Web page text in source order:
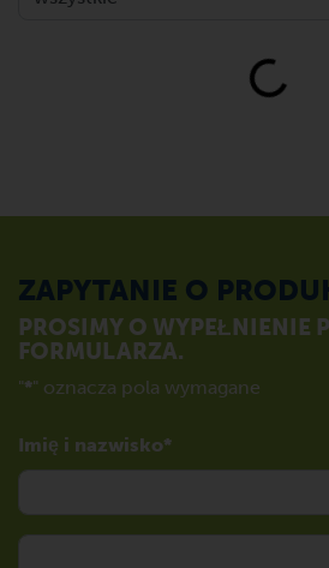
Loading...
ZAPYTANIE O
PROSIMY O WYPEŁNIENIE
FORMULARZA.
"*" oznacza pola wymagane
Imię i nazwisko